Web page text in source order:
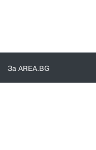
За AREA.BG